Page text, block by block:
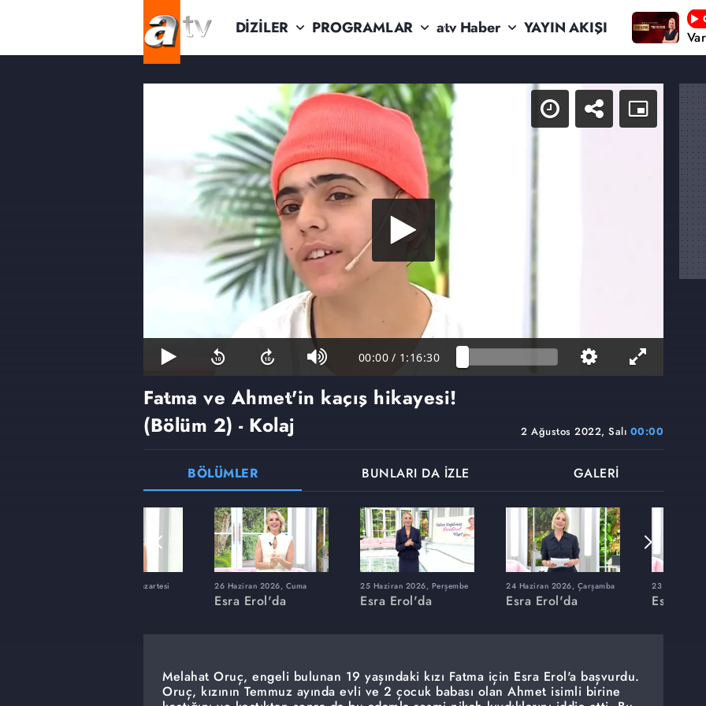
DİZİLER PROGRAMLAR atv Haber YAYIN AKIŞI
00:00 / 1:16:30
2 Ağustos 2022, Salı 00:00
Fatma ve Ahmet'in kaçış hikayesi!
(Bölüm 2) - Kolaj
BÖLÜMLER BUNLARI DA İZLE GALERİ
8 Haziran 2026, Pazartesi 26 Haziran 2026, Cuma
Esra Erol'da
25 Haziran 2026, Perşembe
Esra Erol'da
24 Haziran 2026, Çarşamba
Esra Erol'da
23 Haziran
Esra
Melahat Oruç, engeli bulunan 19 yaşındaki kızı Fatma için Esra Erol'a başvurdu.
Oruç, kızının Temmuz ayında evli ve 2 çocuk babası olan Ahmet isimli birine